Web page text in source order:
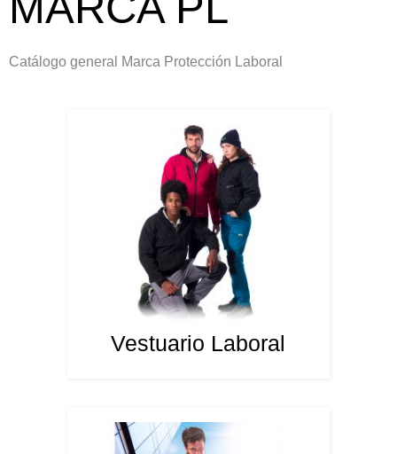
Catálogo general Marca Protección Laboral
Vestuario Laboral